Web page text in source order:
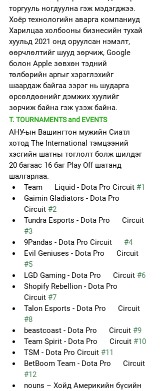
торгууль ногдуулна гэж мэдэгджээ.
Хоёр технологийн аварга компаниуд
Харилцаа холбооны бизнесийн тухай
хуульд 2021 онд оруулсан нэмэлт,
өөрчлөлтийг шууд зөрчиж, Google
болон Apple зөвхөн тэдний
төлбөрийн аргыг хэрэглэхийг
шаардаж байгаа зэрэг нь шударга
өрсөлдөөнийг дэмжих хуулийг
зөрчиж байна гэж үзэж байна.
T. TOURNAMENTS and EVENTS
АНУ-ын Вашингтон мужийн Сиатл
хотод The International тэмцээний
хэсгийн шатны тоглолт болж шилдэг
20 багаас 16 баг Play Off шатанд
шалгарлаа.
Team      Liquid - Dota Pro Circuit #1
Gaimin Gladiators - Dota Pro
Circuit #2
Tundra Esports - Dota Pro      Circuit
#3
9Pandas - Dota Pro Circuit #4
Evil Geniuses - Dota Pro      Circuit
#5
LGD Gaming - Dota Pro      Circuit #6
Shopify Rebellion - Dota Pro
Circuit #7
Talon Esports - Dota Pro      Circuit
#8
beastcoast - Dota Pro      Circuit #9
Team Spirit - Dota Pro      Circuit #10
TSM - Dota Pro Circuit #11
BetBoom Team - Dota Pro      Circuit
#12
nouns – Хойд Америкийн бүсийн